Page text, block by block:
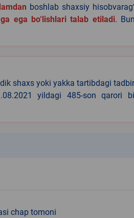
boshlab shaxsiy
ega bo‘lishlari talab etiladi.
shaxs yoki yakka tartibdagi
yildagi 485-son qarori
chap tomoni